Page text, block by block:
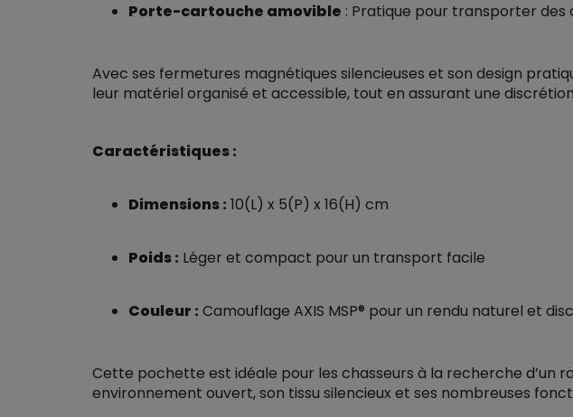
Porte-cartouche amovible : Pratique pour transporter des
Avec ses fermetures magnétiques silencieuses et son design
leur matériel organisé et accessible, tout en assurant une
Caractéristiques :
Dimensions : 10(L) x 5(P) x 16(H) cm
Poids : Léger et compact pour un transport facile
Couleur : Camouflage AXIS MSP® pour un rendu naturel et
Cette pochette est idéale pour les chasseurs à la recherche d’un
environnement ouvert, son tissu silencieux et ses nombreuses